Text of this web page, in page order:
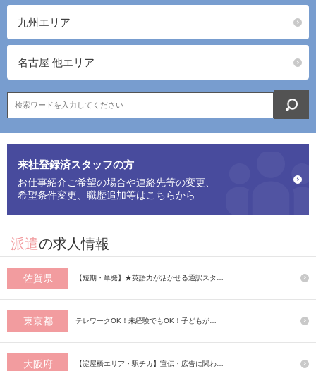
九州エリア
名古屋 他エリア
来社登録済スタッフの方
お仕事紹介ご希望の場合や連絡先等の変更、
希望条件変更、職歴追加等はこちらから
派遣の求人情報
佐賀県 【短期・単発】★英語力が活かせる通訳スタ…
東京都 テレワークOK！未経験でもOK！子どもが…
大阪府 【淀屋橋エリア・駅チカ】宣伝・広告に関わ…